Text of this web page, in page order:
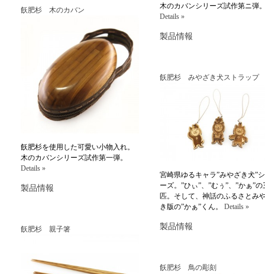
木のカバンシリーズ試作第ニ弾
Details »
製品情報
飫肥杉 木のカバン
飫肥杉を使用した可愛い小物入れ。
木のカバンシリーズ試作第一弾。
Details »
製品情報
飫肥杉 みやざき犬ストラップ
宮崎県ゆるキャラ”みやざき犬”
ーズ。”ひぃ”、”むぅ”、”かぁ”の
匹。そして、神話のふるさとみ
き版の”かぁ”くん。 Details »
製品情報
飫肥杉 親子箸
飫肥杉 鳥の彫刻